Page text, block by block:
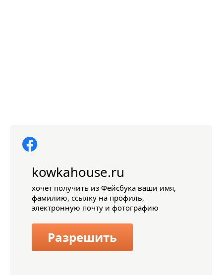
kowkahouse.ru
хочет получить из Фейсбука ваши имя,
фамилию, ссылку на профиль,
электронную почту и фотографию
Разрешить